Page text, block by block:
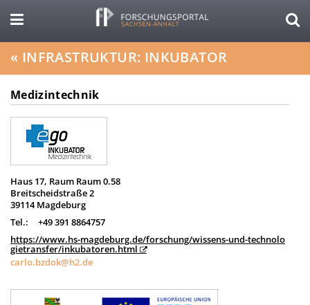
« INFRASTRUKTUR: INKUBATOR
Medizintechnik
Haus 17, Raum Raum 0.58
Breitscheidstraße 2
39114 Magdeburg
Tel.:
+49 391 8864757
https://www.hs-magdeburg.de/forschung/wissens-und-technolo
gietransfer/inkubatoren.html
carlo.bzdok@h2.de